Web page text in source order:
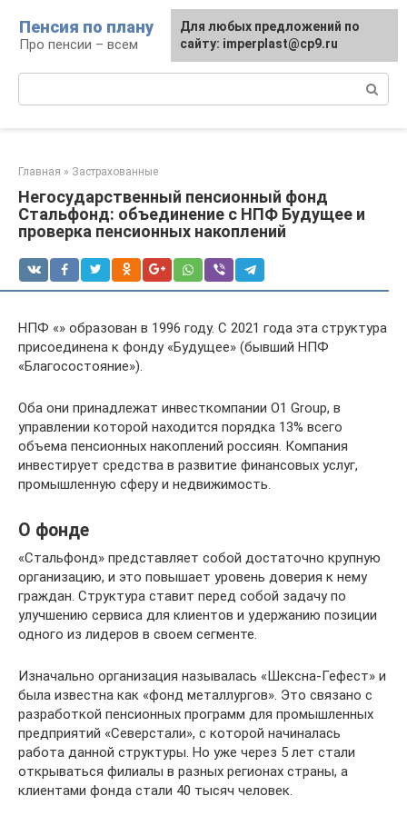
контенту
Пенсия по плану
Про пенсии – всем
Главная » Застрахованные
Негосударственный пенсионный фонд
Стальфонд: объединение с НПФ Будущее и
проверка пенсионных накоплений
НПФ «» образован в 1996 году. С 2021 года эта структура
присоединена к фонду «Будущее» (бывший НПФ
«Благосостояние»).
Оба они принадлежат инвесткомпании O1 Group, в
управлении которой находится порядка 13% всего
объема пенсионных накоплений россиян. Компания
инвестирует средства в развитие финансовых услуг,
промышленную сферу и недвижимость.
О фонде
«Стальфонд» представляет собой достаточно крупную
организацию, и это повышает уровень доверия к нему
граждан. Структура ставит перед собой задачу по
улучшению сервиса для клиентов и удержанию позиции
одного из лидеров в своем сегменте.
Изначально организация называлась «Шексна-Гефест» и
была известна как «фонд металлургов». Это связано с
разработкой пенсионных программ для промышленных
предприятий «Северстали», с которой начиналась
работа данной структуры. Но уже через 5 лет стали
открываться филиалы в разных регионах страны, а
клиентами фонда стали 40 тысяч человек.
Для любых предложений по
сайту: imperplast@cp9.ru